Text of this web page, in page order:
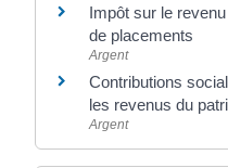
Impôt sur le
de placements
Argent
Contributions
les revenus du
Argent